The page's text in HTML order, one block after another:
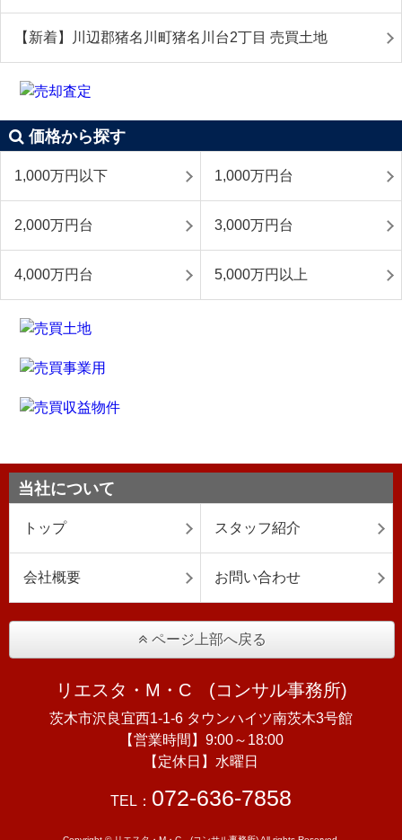
【新着】川辺郡猪名川町猪名川台2丁目 売買土地
価格から探す
1,000万円以下 1,000万円台
2,000万円台 3,000万円台
4,000万円台 5,000万円以上
当社について
トップ スタッフ紹介
会社概要 お問い合わせ
ページ上部へ戻る
リエスタ・M・C (コンサル事務所)
茨木市沢良宜西1-1-6 タウンハイツ南茨木3号館
【営業時間】9:00～18:00
【定休日】水曜日
TEL： 072-636-7858